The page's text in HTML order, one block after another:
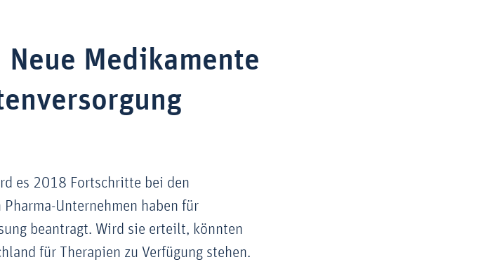
Medikamente
es 2018 Fortschritte bei den
Unternehmen haben für
beantragt. Wird sie erteilt, könnten
für Therapien zu Verfügung stehen.